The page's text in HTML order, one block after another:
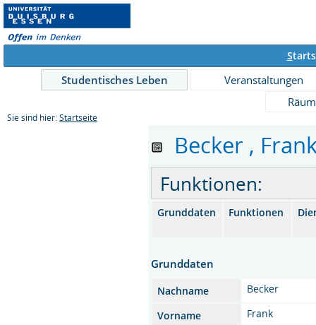
S
Studentisches Leben
Veranstaltungen
Sie sind hier: Startseite
Becker ,
Funktionen:
Grunddaten Funktionen
Grunddaten
Nachname
Becker
Vorname
Frank